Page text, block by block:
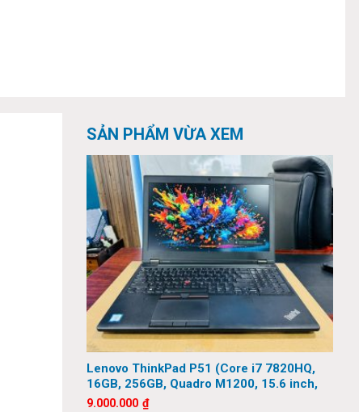
SẢN PHẨM VỪA XEM
Lenovo ThinkPad P51 (Core i7 7820HQ,
16GB, 256GB, Quadro M1200, 15.6 inch,
FHD)
9.000.000 ₫